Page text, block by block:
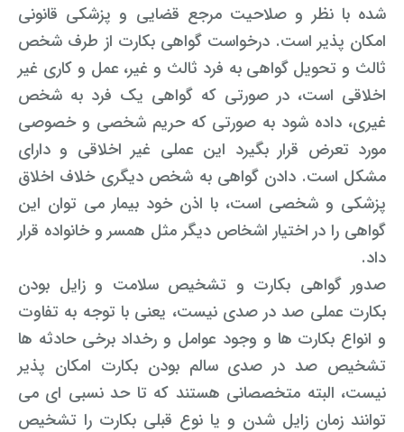
شده با نظر و صلاحیت مرجع قضایی و پزشکی قانونی
امکان پذیر است. درخواست گواهی بکارت از طرف شخص
ثالث و تحویل گواهی به فرد ثالث و غیر، عمل و کاری غیر
اخلاقی است، در صورتی که گواهی یک فرد به شخص
غیری، داده شود به صورتی که حریم شخصی و خصوصی
مورد تعرض قرار بگیرد این عملی غیر اخلاقی و دارای
مشکل است. دادن گواهی به شخص دیگری خلاف اخلاق
پزشکی و شخصی است، با اذن خود بیمار می توان این
گواهی را در اختیار اشخاص دیگر مثل همسر و خانواده قرار
داد.
صدور گواهی بکارت و تشخیص سلامت و زایل بودن
بکارت عملی صد در صدی نیست، یعنی با توجه به تفاوت
و انواع بکارت ها و وجود عوامل و رخداد برخی حادثه ها
تشخیص صد در صدی سالم بودن بکارت امکان پذیر
نیست، البته متخصصانی هستند که تا حد نسبی ای می
توانند زمان زایل شدن و یا نوع قبلی بکارت را تشخیص